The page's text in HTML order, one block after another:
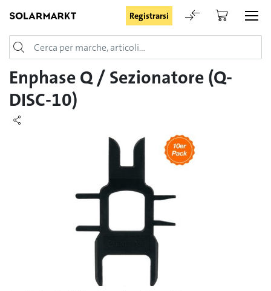
Registrarsi
Login
Rimani registrato
Registrarsi
Richiesta di registrazione per login
Enphase Q / Sezionatore (Q-
DISC-10)